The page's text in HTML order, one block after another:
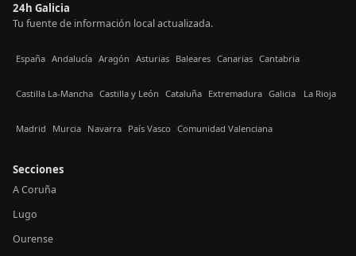
24h Galicia
Tu fuente de información local actualizada.
España Andalucía Aragón Asturias Baleares Canarias Cantabria
Castilla La-Mancha Castilla y León Cataluña Extremadura Galicia La Rioja
Madrid Murcia Navarra País Vasco Comunidad Valenciana
Secciones
A Coruña
Lugo
Ourense